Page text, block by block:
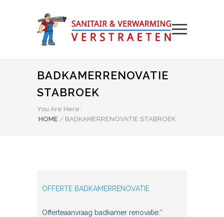
BADKAMERRENOVATIE
STABROEK
You Are Here:
HOME / BADKAMERRENOVATIE STABROEK
OFFERTE BADKAMERRENOVATIE
Offerteaanvraag badkamer renovatie:*